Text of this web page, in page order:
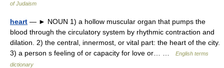
of Judaism
heart — ► NOUN 1) a hollow muscular organ that pumps the
blood through the circulatory system by rhythmic contraction and
dilation. 2) the central, innermost, or vital part: the heart of the city.
3) a person s feeling of or capacity for love or… …
English terms
dictionary